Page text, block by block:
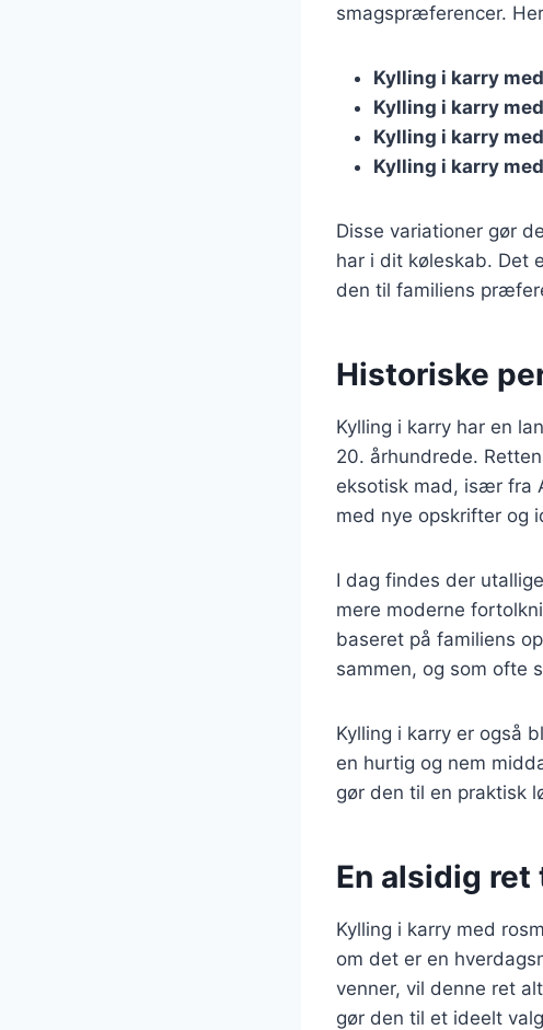
smagspræferencer.
Kylling i karry
Kylling i karry
Kylling i karry
Kylling i karry
Disse variationer gør
har i dit køleskab. Det
den til familiens
Historiske
Kylling i karry har en
20. århundrede.
eksotisk mad, især fra
med nye opskrifter og
I dag findes der
mere moderne
baseret på familiens
sammen, og som ofte
Kylling i karry er også
en hurtig og nem
gør den til en praktisk
En alsidig
Kylling i karry med
om det er en
venner, vil denne ret
gør den til et ideelt